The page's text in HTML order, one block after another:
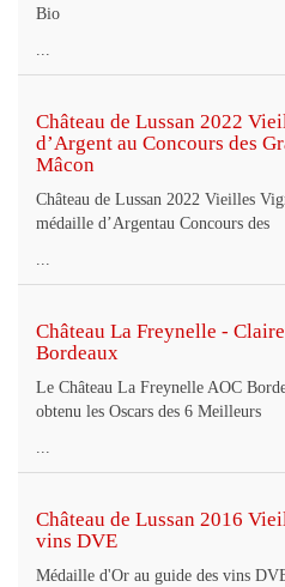
Bio
...
Château de Lussan 2022
d’Argent au Concours des
Mâcon
Château de Lussan 2022 Vieilles
médaille d’Argentau Concours des
...
Château La Freynelle -
Bordeaux
Le Château La Freynelle AOC
obtenu les Oscars des 6 Meilleurs
...
Château de Lussan 2016
vins DVE
Médaille d'Or au guide des vins